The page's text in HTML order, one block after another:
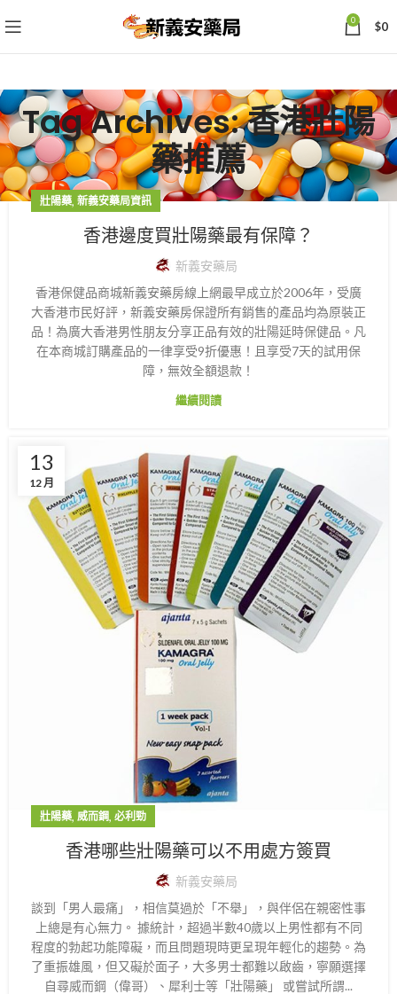
0 $0
Tag Archives: 香港壯陽
藥推薦
壯陽藥, 新義安藥局資訊
香港邊度買壯陽藥最有保障？
新義安藥局
香港保健品商城新義安藥房線上網最早成立於2006年，受廣
大香港市民好評，新義安藥房保證所有銷售的產品均為原裝正
品！為廣大香港男性朋友分享正品有效的壯陽延時保健品。凡
在本商城訂購產品的一律享受9折優惠！且享受7天的試用保
障，無效全額退款！
繼續閱讀
13
12 月
壯陽藥, 威而鋼, 必利勁
香港哪些壯陽藥可以不用處方簽買
新義安藥局
談到「男人最痛」，相信莫過於「不舉」，與伴侶在親密性事
上總是有心無力。 據統計，超過半數40歲以上男性都有不同
程度的勃起功能障礙，而且問題現時更呈現年輕化的趨勢。為
了重振雄風，但又礙於面子，大多男士都難以啟齒，寧願選擇
自尋威而鋼（偉哥）、犀利士等「壯陽藥」 或嘗試所謂...